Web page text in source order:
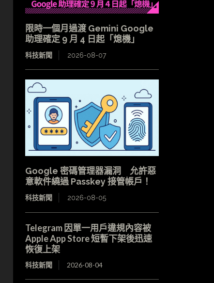
限時一個月過渡 Gemini Google
助理確定 9 月 4 日起「熄機」
科技新聞 2026-08-07
Google 密碼管理器漏洞 允許惡
意軟件繞過 Passkey 接管帳戶！
科技新聞 2026-08-05
Telegram 因單一用戶違規內容被
Apple App Store 短暫下架後迅速
恢復上架
科技新聞 2026-08-04